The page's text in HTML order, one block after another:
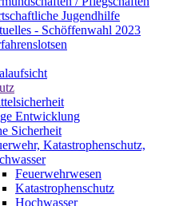
Jugendhilfe
- Schöffenwahl 2023
Entwicklung
Sicherheit
Katastrophenschutz,
Feuerwehrwesen
Katastrophenschutz
Hochwasser